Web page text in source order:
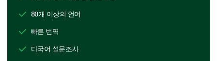
동료 상호작용
실습
80개 이상의 언어
빠른 번역
다국어 설문조사